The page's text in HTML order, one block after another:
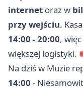
internet oraz w
przy wejściu.
14:00 - 20:00,
większej
Na dziś w Muzie
14:00 -